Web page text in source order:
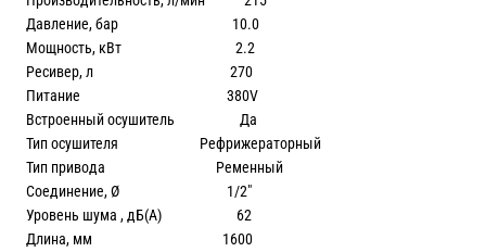
Давление, бар 10.0
Мощность, кВт 2.2
Ресивер, л 270
Питание 380V
Встроенный осушитель Да
Тип осушителя Рефрижераторный
Тип привода Ременный
Соединение, Ø 1/2″
Уровень шума , дБ(А) 62
Длина, мм 1600